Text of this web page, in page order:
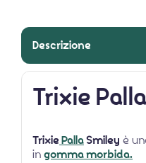
Descrizione
Trixie
TrixiePallaSmiley è
ingomma morbida.